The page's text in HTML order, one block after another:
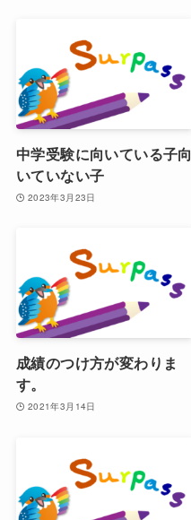
中学受験に向いている子向
いていない子
2023年3月23日
成績のつけ方が変わりま
す。
2021年3月14日